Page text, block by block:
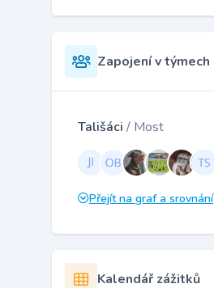
Zapojení v týmech
Tališáci / Most
Přejít na graf a srovnání
Kalendář zážitků